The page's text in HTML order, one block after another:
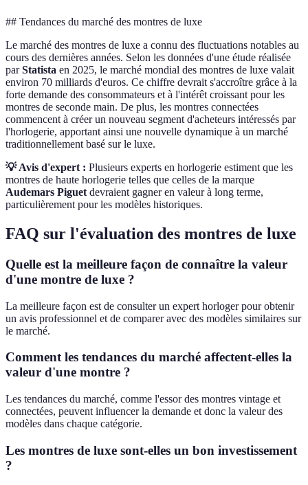
## Tendances du marché des montres de luxe
Le marché des montres de luxe a connu des fluctuations notables au
cours des dernières années. Selon les données d'une étude réalisée
parStatista en 2025, le marché mondial des montres de luxe valait
environ 70 milliards d'euros. Ce chiffre devrait s'accroître grâce à la
forte demande des consommateurs et à l'intérêt croissant pour les
montres de seconde main. De plus, les montres connectées
commencent à créer un nouveau segment d'acheteurs intéressés par
l'horlogerie, apportant ainsi une nouvelle dynamique à un marché
traditionnellement basé sur le luxe.
💡 Avis d'expert : Plusieurs experts en horlogerie estiment que les
montres de haute horlogerie telles que celles de la marque
Audemars Piguet devraient gagner en valeur à long terme,
particulièrement pour les modèles historiques.
FAQ sur l'évaluation des montres de luxe
Quelle est la meilleure façon de connaître la valeur
d'une montre de luxe ?
La meilleure façon est de consulter un expert horloger pour obtenir
un avis professionnel et de comparer avec des modèles similaires sur
le marché.
Comment les tendances du marché affectent-elles la
valeur d'une montre ?
Les tendances du marché, comme l'essor des montres vintage et
connectées, peuvent influencer la demande et donc la valeur des
modèles dans chaque catégorie.
Les montres de luxe sont-elles un bon investissement
?